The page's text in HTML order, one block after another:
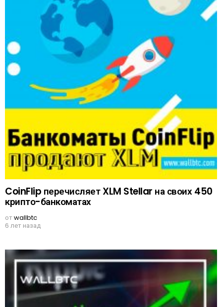
CoinFlip перечисляет XLM Stellar на своих 450
крипто-банкоматах
отwallbtc
6 лет назад